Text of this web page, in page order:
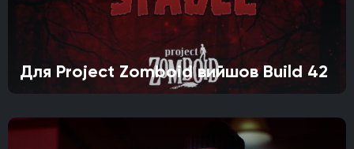
Для Project Zomboid вийшов Build 42